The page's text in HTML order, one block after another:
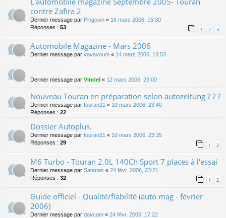
contre Zafira 2
Dernier message par Pingouin « 16 mars 2006, 15:30
Réponses : 53 1 2 3
Automobile Magazine - Mars 2006
Dernier message par vavavoum « 14 mars 2006, 13:53
Dernier message par Vindel « 12 mars 2006, 23:00
Nouveau Touran en préparation selon autozeitung ? ? ?
Dernier message par touran21 « 10 mars 2006, 23:40
Réponses : 22
Dossier Autoplus.
Dernier message par touran21 « 10 mars 2006, 23:35
Réponses : 29 1 2
M6 Turbo - Touran 2.0L 140Ch Sport 7 places à l'essai
Dernier message par Satanas « 24 févr. 2006, 23:21
Réponses : 32 1 2
Guide officiel - Qualité/fiabilité (auto mag - février
2006)
Dernier message par davcam « 24 févr. 2006, 17:22